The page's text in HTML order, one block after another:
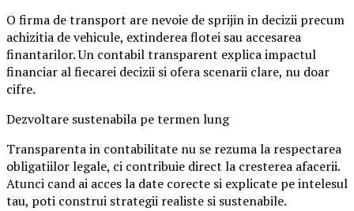
O firma de transport are nevoie de sprijin in decizii precum
achizitia de vehicule, extinderea flotei sau accesarea
finantarilor. Un contabil transparent explica impactul
financiar al fiecarei decizii si ofera scenarii clare, nu doar
cifre.
Dezvoltare sustenabila pe termen lung
Transparenta in contabilitate nu se rezuma la respectarea
obligatiilor legale, ci contribuie direct la cresterea afacerii.
Atunci cand ai acces la date corecte si explicate pe intelesul
tau, poti construi strategii realiste si sustenabile.